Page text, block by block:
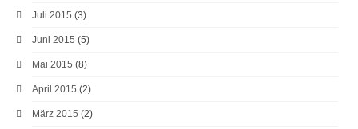
Juli 2015 (3)
Juni 2015 (5)
Mai 2015 (8)
April 2015 (2)
März 2015 (2)